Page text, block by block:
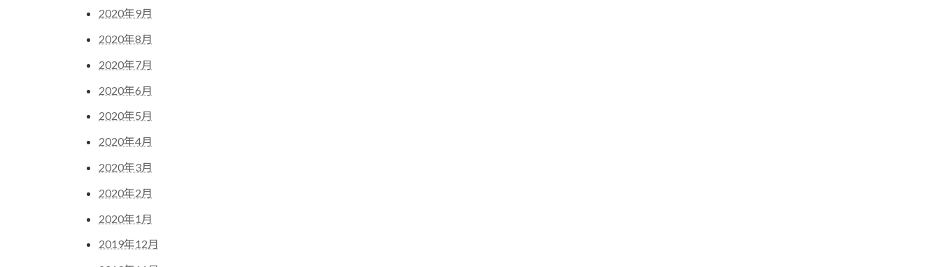
2020年9月
2020年8月
2020年7月
2020年6月
2020年5月
2020年4月
2020年3月
2020年2月
2020年1月
2019年12月